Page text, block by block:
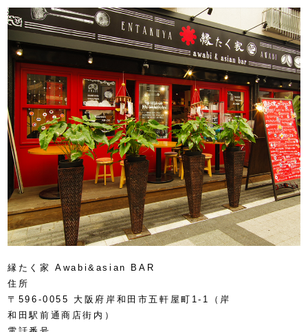
縁たく家 Awabi&asian BAR
住所
〒596-0055 大阪府岸和田市五軒屋町1-1（岸
和田駅前通商店街内）